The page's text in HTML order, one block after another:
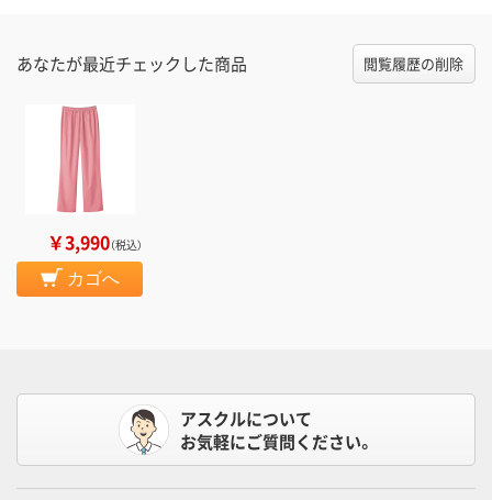
あなたが最近チェックした商品 閲覧履歴の削除
￥3,990（税込）
カゴへ
アスクルについて
お気軽にご質問ください。